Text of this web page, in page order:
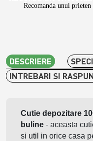
Recomanda unui prieten
DESCRIERE
INTREBARI SI
Cutie depozitare
buline - aceasta
si util in orice casa